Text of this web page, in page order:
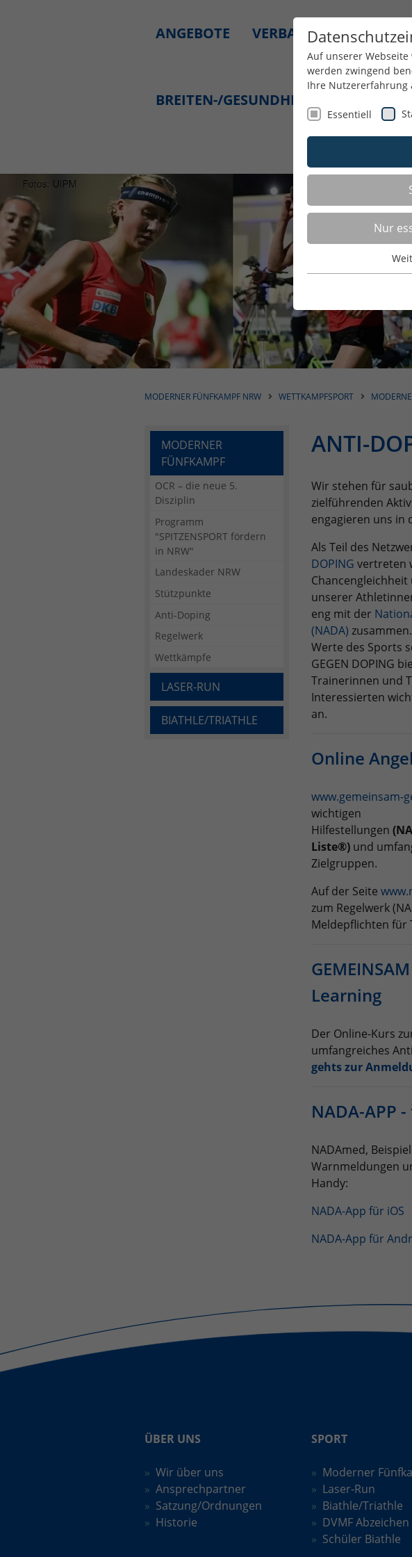
ANGEBOTE VERBAND
BREITEN-/GESUNDHEITSSPORT
MODERNER FÜNFKAMPF NRW WETTKAMPFSPORT
MODERNER
FÜNFKAMPF
OCR – die neue 5.
Disziplin
Programm
"SPITZENSPORT fördern
in NRW"
Landeskader NRW
Stützpunkte
Anti-Doping
Regelwerk
Wettkämpfe
LASER-RUN
BIATHLE/TRIATHLE
ANTI-
Wir stehen für
zielführenden
engagieren uns in
Als Teil des
DOPING vertreten
unserer
eng mit der
(NADA)
Werte des Sports
GEGEN DOPING
Trainerinnen und
Interessierten
an.
Online
www.gemeinsam-
wichtigen
Hilfestellungen
Liste®) und
Zielgruppen.
Auf der Seite
zum Regelwerk
Meldepflichten für
Learning
Der Online-Kurs
umfangreiches
gehts zur
NADA-APP
NADAmed,
Warnmeldungen
Handy:
NADA-App für iOS
NADA-App für
ÜBER UNS
Wir über uns
Ansprechpartner
Satzung/Ordnungen
Historie
SPORT
Moderner
Laser-Run
Biathle/Triathle
DVMF Abzeichen
Schüler Biathle
Auf unserer Webseite
werden zwingend
Ihre Nutzererfahrung
Essentiell
Nur
Essentielle
einwandfrei
Name
Anbieter
Laufzeit 1
Anbieter
Zweck
Diese Gruppe
Name _ga
Anbieter
Laufzeit 2
Zweck
Name
1
Zweck
in
Name
Anbieter
Laufzeit 2
Zweck
Externe Inhalte
Wir verwenden auf
zusätzliche